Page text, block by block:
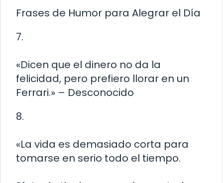
Frases de Humor para Alegrar el Día
7.
«Dicen que el dinero no da la
felicidad, pero prefiero llorar en un
Ferrari.» – Desconocido
8.
«La vida es demasiado corta para
tomarse en serio todo el tiempo.